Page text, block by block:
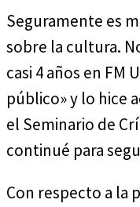
Seguramente es
sobre la cultura.
casi 4 años en FM
público» y lo hice
el Seminario de
continué para
Con respecto a la